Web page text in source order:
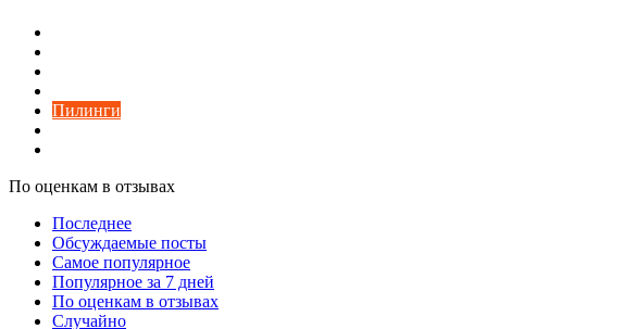
Пилинги
По оценкам в отзывах
Последнее
Обсуждаемые посты
Самое популярное
Популярное за 7 дней
По оценкам в отзывах
Случайно